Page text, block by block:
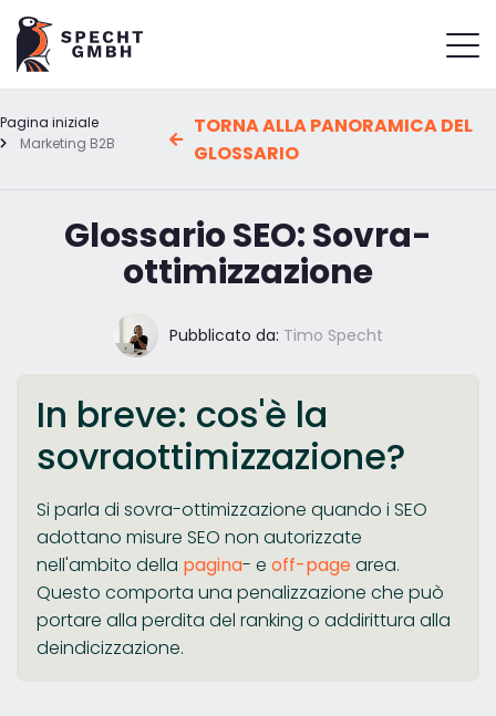
Pagina iniziale
Marketing B2B
TORNA ALLA PANORAMICA DEL
GLOSSARIO
Glossario SEO: Sovra-
ottimizzazione
Pubblicato da: Timo Specht
In breve: cos'è la
sovraottimizzazione?
Si parla di sovra-ottimizzazione quando i SEO
adottano misure SEO non autorizzate
nell'ambito della pagina- e off-page area.
Questo comporta una penalizzazione che può
portare alla perdita del ranking o addirittura alla
deindicizzazione.